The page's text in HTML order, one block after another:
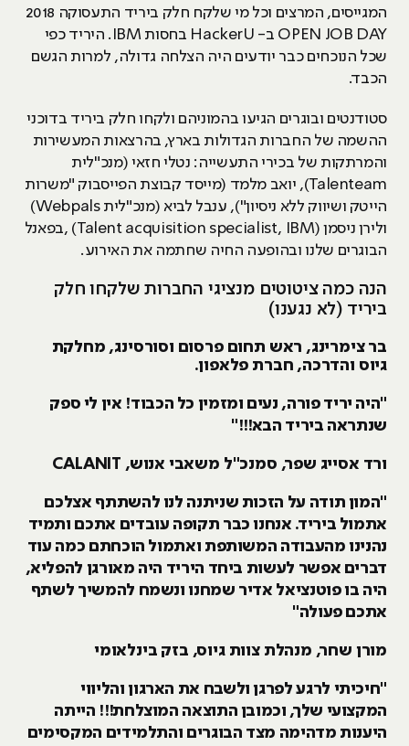
המגייסים, המרצים וכל מי שלקח חלק ביריד התעסוקה 2018
OPEN JOB DAY ב- HackerU בחסות IBM. היריד כפי
שכל הנוכחים כבר יודעים היה הצלחה גדולה, למרות הגשם
הכבד.
סטודנטים ובוגרים הגיעו בהמוניהם ולקחו חלק ביריד בדוכני
ההשמה של החברות הגדולות בארץ, בהרצאות המעשירות
והמרתקות של בכירי התעשייה: נטלי חזאי (מנכ"לית
Talenteam), יואב מלמד (מייסד קבוצת הפייסבוק "משרות
הייטק ושיווק ללא ניסיון"), ענבל לביא (מנכ"לית Webpals)
ולירן ניסמן (Talent acquisition specialist, IBM) ,בפאנל
הבוגרים שלנו ובהופעה החיה שחתמה את האירוע.
הנה כמה ציטוטים מנציגי החברות שלקחו חלק
ביריד (לא נגענו)
בר צימרינג, ראש תחום פרסום וסורסינג, מחלקת
גיוס והדרכה, חברת פלאפון.
"היה יריד פורה, נעים ומזמין כל הכבוד! אין לי ספק
שנתראה ביריד הבא!!!"
ורד אסייג שפר, סמנכ"ל משאבי אנוש, CALANIT
"המון תודה על הזכות שניתנה לנו להשתתף אצלכם
אתמול ביריד. אנחנו כבר תקופה עובדים אתכם ותמיד
נהנינו מהעבודה המשותפת ואתמול הוכחתם כמה עוד
דברים אפשר לעשות ביחד היריד היה מאורגן להפליא,
היה בו פוטנציאל אדיר שמחנו ונשמח להמשיך לשתף
אתכם פעולה"
מורן שחר, מנהלת צוות גיוס, בזק בינלאומי
"חיכיתי לרגע לפרגן ולשבח את הארגון והליווי
המקצועי שלך, וכמובן התוצאה המוצלחת!!! הייתה
היענות מדהימה מצד הבוגרים והתלמידים המקסימים